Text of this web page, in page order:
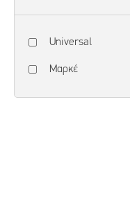
Universal
Μαρκέ